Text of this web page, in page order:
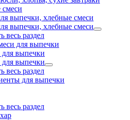
смеси
выпечки, хлебные смеси
выпечки, хлебные смеси
весь раздел
для выпечки
выпечки
выпечки
весь раздел
для выпечки
весь раздел